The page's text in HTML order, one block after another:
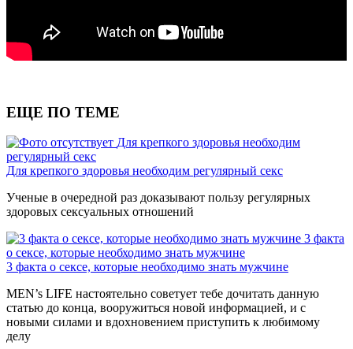
ЕЩЕ ПО ТЕМЕ
Для крепкого здоровья необходим
регулярный секс
Для крепкого здоровья необходим регулярный секс
Ученые в очередной раз доказывают пользу регулярных
здоровых сексуальных отношений
3 факта
о сексе, которые необходимо знать мужчине
3 факта о сексе, которые необходимо знать мужчине
MEN’s LIFE настоятельно советует тебе дочитать данную
статью до конца, вооружиться новой информацией, и с
новыми силами и вдохновением приступить к любимому
делу